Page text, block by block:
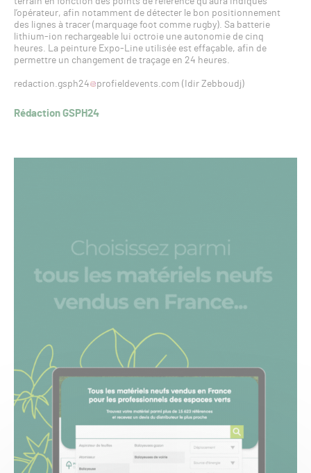
l’opérateur, afin notamment de détecter le bon positionnement
des lignes à tracer (marquage foot comme rugby). Sa batterie
lithium-ion rechargeable lui octroie une autonomie de cinq
heures. La peinture Expo-Line utilisée est effaçable, afin de
permettre un changement de traçage en 24 heures.
redaction.gsph24 profieldevents.com (Idir Zebboudj)
Rédaction GSPH24